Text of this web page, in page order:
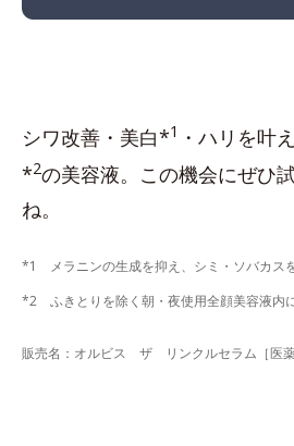
シワ改善・美白*1 ・ハリを叶
*2の美容液。この機会にぜひ
ね。
*1 メラニンの生成を抑え、シミ・ソバカス
*2 ふきとりを除く朝・夜使用全顔美容液内
販売名：オルビス ザ リンクルセラム［医